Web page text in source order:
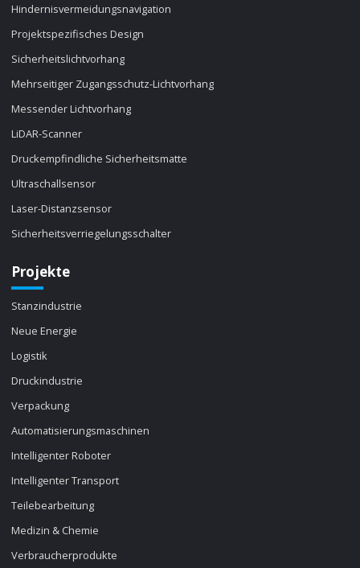
Hindernisvermeidungsnavigation
Projektspezifisches Design
Sicherheitslichtvorhang
Mehrseitiger Zugangsschutz-Lichtvorhang
Messender Lichtvorhang
LiDAR-Scanner
Druckempfindliche Sicherheitsmatte
Ultraschallsensor
Laser-Distanzsensor
Sicherheitsverriegelungsschalter
Projekte
Stanzindustrie
Neue Energie
Logistik
Druckindustrie
Verpackung
Automatisierungsmaschinen
Intelligenter Roboter
Intelligenter Transport
Teilebearbeitung
Medizin & Chemie
Verbraucherprodukte